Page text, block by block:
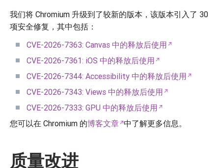
我们将 Chromium 升级到了较新的版本，该版本引入了 30
项安全修复，其中包括：
CVE-2026-7363: Canvas 中的释放后使用
CVE-2026-7361: iOS 中的释放后使用
CVE-2026-7344: Accessibility 中的释放后使用
CVE-2026-7343: Views 中的释放后使用
CVE-2026-7333: GPU 中的释放后使用
您可以在 Chromium 的博客文章 中了解更多信息。
质量改进